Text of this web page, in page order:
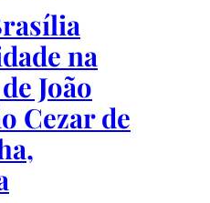
na
João
Cezar de